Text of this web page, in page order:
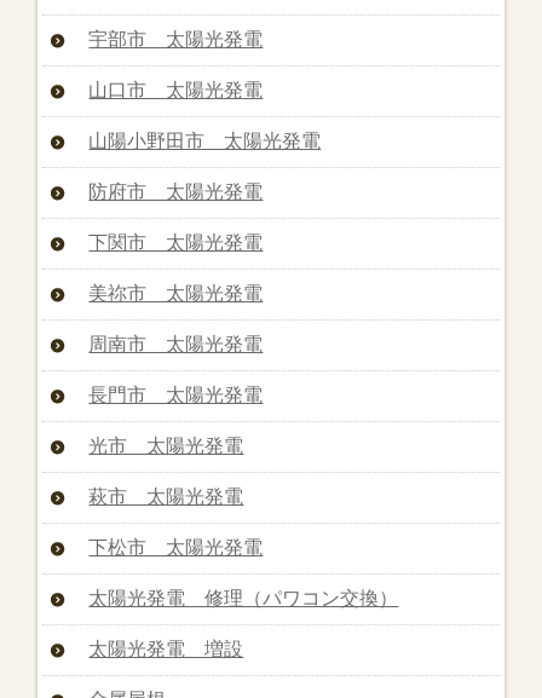
宇部市 太陽光発電
山口市 太陽光発電
山陽小野田市 太陽光発電
防府市 太陽光発電
下関市 太陽光発電
美祢市 太陽光発電
周南市 太陽光発電
長門市 太陽光発電
光市 太陽光発電
萩市 太陽光発電
下松市 太陽光発電
太陽光発電 修理（パワコン交換）
太陽光発電 増設